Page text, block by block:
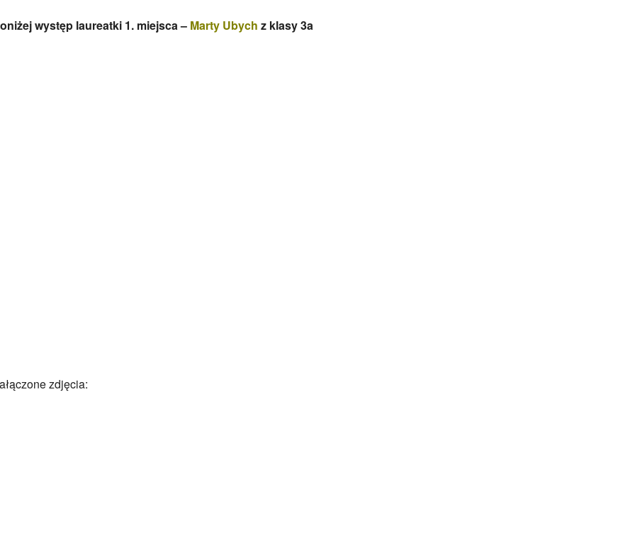
występ laureatki 1. miejsca – Marty Ubych z klasy 3a
zdjęcia: